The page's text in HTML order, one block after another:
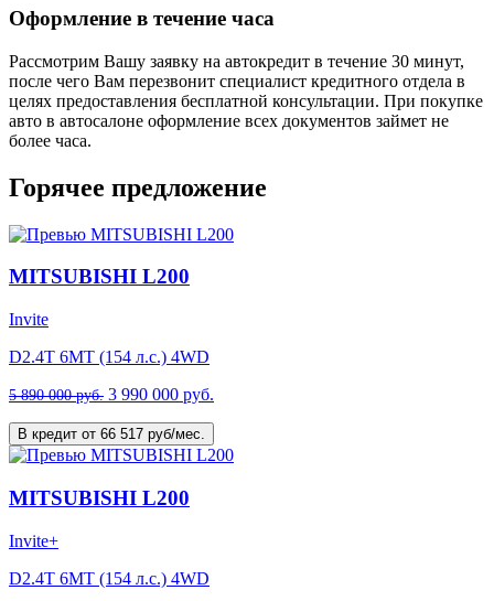
Оформление в течение часа
Рассмотрим Вашу заявку на автокредит в течение 30 минут,
после чего Вам перезвонит специалист кредитного отдела в
целях предоставления бесплатной консультации. При покупке
авто в автосалоне оформление всех документов займет не
более часа.
Горячее предложение
MITSUBISHI L200
Invite
D2.4T 6MT (154 л.с.) 4WD
5 890 000 руб. 3 990 000 руб.
В кредит от 66 517 руб/мес.
MITSUBISHI L200
Invite+
D2.4T 6MT (154 л.с.) 4WD